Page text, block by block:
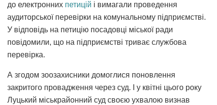
до електронних петицій і вимагали проведення
аудиторської перевірки на комунальному підприємстві.
У відповідь на петицію посадовці міської ради
повідомили, що на підприємстві триває службова
перевірка.
А згодом зоозахисники домоглися поновлення
закритого провадження через суд. І у квітні цього року
Луцький міськрайонний суд своєю ухвалою визнав